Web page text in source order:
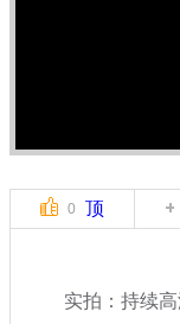
0 顶
实拍：持续高